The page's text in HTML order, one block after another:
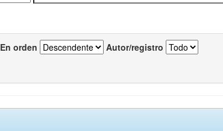
En orden Autor/registro